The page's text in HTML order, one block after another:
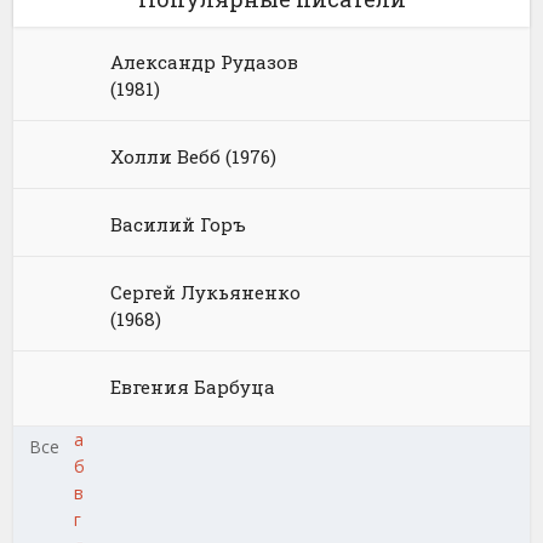
Александр Рудазов
(1981)
Холли Вебб (1976)
Василий Горъ
Сергей Лукьяненко
(1968)
Евгения Барбуца
Все
а
б
в
г